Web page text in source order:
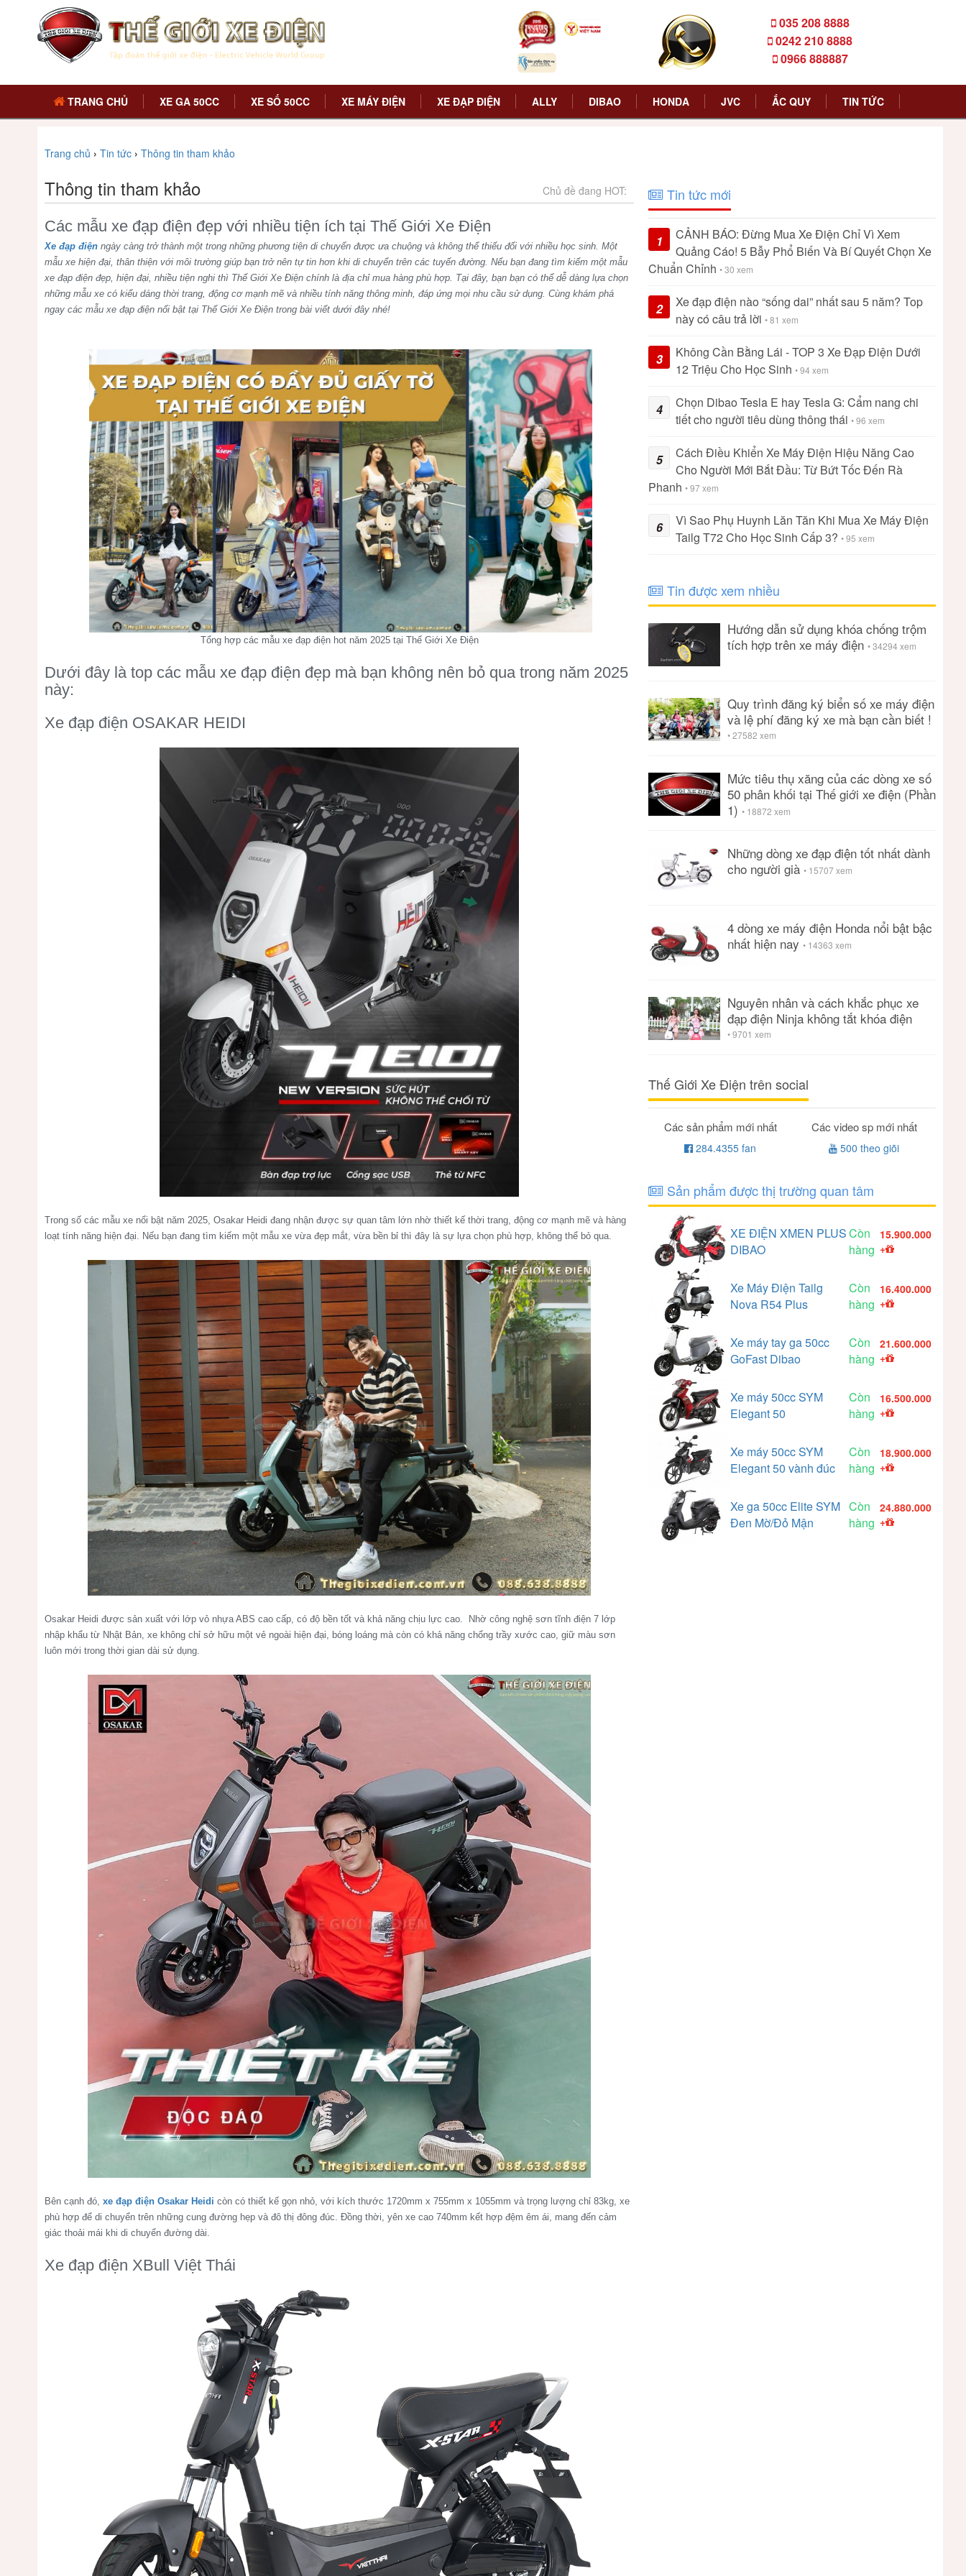
035 208 8888
0242 210 8888
0966 888887
TRANG CHỦ XE GA 50CC XE SỐ 50CC XE MÁY ĐIỆN XE ĐẠP ĐIỆN ALLY DIBAO HONDA JVC ẮC QUY TIN TỨC
Trang chủ › Tin tức › Thông tin tham khảo
Thông tin tham khảo Chủ đề đang HOT:
Các mẫu xe đạp điện đẹp với nhiều tiện ích tại Thế Giới Xe Điện
Xe đạp điện ngày càng trở thành một trong những phương tiện di chuyển được ưa chuộng và không thể thiếu đối với nhiều học sinh. Một
mẫu xe hiện đại, thân thiện với môi trường giúp bạn trở nên tự tin hơn khi di chuyển trên các tuyến đường. Nếu bạn đang tìm kiếm một mẫu
xe đạp điện đẹp, hiện đại, nhiều tiện nghi thì Thế Giới Xe Điện chính là địa chỉ mua hàng phù hợp. Tại đây, bạn bạn có thể dễ dàng lựa chọn
những mẫu xe có kiểu dáng thời trang, động cơ mạnh mẽ và nhiều tính năng thông minh, đáp ứng mọi nhu cầu sử dụng. Cùng khám phá
ngay các mẫu xe đạp điện nổi bật tại Thế Giới Xe Điện trong bài viết dưới đây nhé!
Tổng hợp các mẫu xe đạp điện hot năm 2025 tại Thế Giới Xe Điện
Dưới đây là top các mẫu xe đạp điện đẹp mà bạn không nên bỏ qua trong năm 2025
này:
Xe đạp điện OSAKAR HEIDI
Trong số các mẫu xe nổi bật năm 2025, Osakar Heidi đang nhận được sự quan tâm lớn nhờ thiết kế thời trang, động cơ mạnh mẽ và hàng
loạt tính năng hiện đại. Nếu bạn đang tìm kiếm một mẫu xe vừa đẹp mắt, vừa bền bỉ thì đây là sự lựa chọn phù hợp, không thể bỏ qua.
Osakar Heidi được sản xuất với lớp vỏ nhựa ABS cao cấp, có độ bền tốt và khả năng chịu lực cao. Nhờ công nghệ sơn tĩnh điện 7 lớp
nhập khẩu từ Nhật Bản, xe không chỉ sở hữu một vẻ ngoài hiện đại, bóng loáng mà còn có khả năng chống trầy xước cao, giữ màu sơn
luôn mới trong thời gian dài sử dụng.
Bên cạnh đó, xe đạp điện Osakar Heidi còn có thiết kế gọn nhỏ, với kích thước 1720mm x 755mm x 1055mm và trọng lượng chỉ 83kg, xe
phù hợp để di chuyển trên những cung đường hẹp và đô thị đông đúc. Đồng thời, yên xe cao 740mm kết hợp đệm êm ái, mang đến cảm
giác thoải mái khi di chuyển đường dài.
Xe đạp điện XBull Việt Thái
Tin tức mới
1
CẢNH BÁO: Đừng Mua Xe Điện Chỉ Vì Xem
Quảng Cáo! 5 Bẫy Phổ Biến Và Bí Quyết Chọn Xe
Chuẩn Chỉnh • 30 xem
2
Xe đạp điện nào “sống dai” nhất sau 5 năm? Top
này có câu trả lời • 81 xem
3
Không Cần Bằng Lái - TOP 3 Xe Đạp Điện Dưới
12 Triệu Cho Học Sinh • 94 xem
4
Chọn Dibao Tesla E hay Tesla G: Cẩm nang chi
tiết cho người tiêu dùng thông thái • 96 xem
5
Cách Điều Khiển Xe Máy Điện Hiệu Năng Cao
Cho Người Mới Bắt Đầu: Từ Bứt Tốc Đến Rà
Phanh • 97 xem
6
Vì Sao Phụ Huynh Lăn Tăn Khi Mua Xe Máy Điện
Tailg T72 Cho Học Sinh Cấp 3? • 95 xem
Tin được xem nhiều
Hướng dẫn sử dụng khóa chống trộm
tích hợp trên xe máy điện • 34294 xem
Quy trình đăng ký biển số xe máy điện
và lệ phí đăng ký xe mà bạn cần biết !
• 27582 xem
Mức tiêu thụ xăng của các dòng xe số
50 phân khối tại Thế giới xe điện (Phần
1) • 18872 xem
Những dòng xe đạp điện tốt nhất dành
cho người già • 15707 xem
4 dòng xe máy điện Honda nổi bật bậc
nhất hiện nay • 14363 xem
Nguyên nhân và cách khắc phục xe
đạp điện Ninja không tắt khóa điện
• 9701 xem
Thế Giới Xe Điện trên social
Các sản phẩm mới nhất
284.4355 fan
Các video sp mới nhất
500 theo giõi
Sản phẩm được thị trường quan tâm
XE ĐIỆN XMEN PLUS
DIBAO
Còn
hàng
15.900.000
+
Xe Máy Điện Tailg
Nova R54 Plus
Còn
hàng
16.400.000
+
Xe máy tay ga 50cc
GoFast Dibao
Còn
hàng
21.600.000
+
Xe máy 50cc SYM
Elegant 50
Còn
hàng
16.500.000
+
Xe máy 50cc SYM
Elegant 50 vành đúc
Còn
hàng
18.900.000
+
Xe ga 50cc Elite SYM
Đen Mờ/Đỏ Mận
Còn
hàng
24.880.000
+